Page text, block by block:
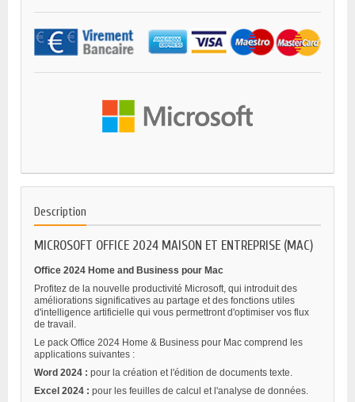
Description
MICROSOFT OFFICE 2024 MAISON ET ENTREPRISE (MAC)
Office 2024 Home and Business pour Mac
Profitez de la nouvelle productivité Microsoft, qui introduit des
améliorations significatives au partage et des fonctions utiles
d'intelligence artificielle qui vous permettront d'optimiser vos flux
de travail.
Le pack Office 2024 Home & Business pour Mac comprend les
applications suivantes :
Word 2024 : pour la création et l'édition de documents texte.
Excel 2024 : pour les feuilles de calcul et l'analyse de données.